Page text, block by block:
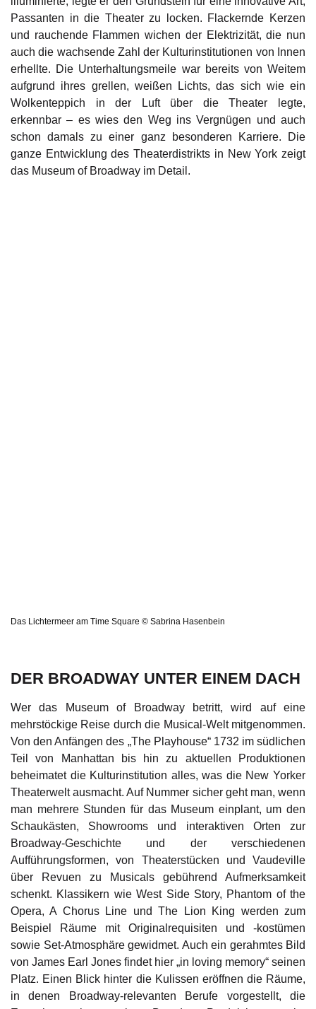
Passanten in die Theater zu locken. Flackernde Kerzen
und rauchende Flammen wichen der Elektrizität, die nun
auch die wachsende Zahl der Kulturinstitutionen von Innen
erhellte. Die Unterhaltungsmeile war bereits von Weitem
aufgrund ihres grellen, weißen Lichts, das sich wie ein
Wolkenteppich in der Luft über die Theater legte,
erkennbar – es wies den Weg ins Vergnügen und auch
schon damals zu einer ganz besonderen Karriere. Die
ganze Entwicklung des Theaterdistrikts in New York zeigt
das Museum of Broadway im Detail.
Das Lichtermeer am Time Square © Sabrina Hasenbein
DER BROADWAY UNTER EINEM DACH
Wer das Museum of Broadway betritt, wird auf eine
mehrstöckige Reise durch die Musical-Welt mitgenommen.
Von den Anfängen des „The Playhouse“ 1732 im südlichen
Teil von Manhattan bis hin zu aktuellen Produktionen
beheimatet die Kulturinstitution alles, was die New Yorker
Theaterwelt ausmacht. Auf Nummer sicher geht man, wenn
man mehrere Stunden für das Museum einplant, um den
Schaukästen, Showrooms und interaktiven Orten zur
Broadway-Geschichte und der verschiedenen
Aufführungsformen, von Theaterstücken und Vaudeville
über Revuen zu Musicals gebührend Aufmerksamkeit
schenkt. Klassikern wie West Side Story, Phantom of the
Opera, A Chorus Line und The Lion King werden zum
Beispiel Räume mit Originalrequisiten und -kostümen
sowie Set-Atmosphäre gewidmet. Auch ein gerahmtes Bild
von James Earl Jones findet hier „in loving memory“ seinen
Platz. Einen Blick hinter die Kulissen eröffnen die Räume,
in denen Broadway-relevanten Berufe vorgestellt, die